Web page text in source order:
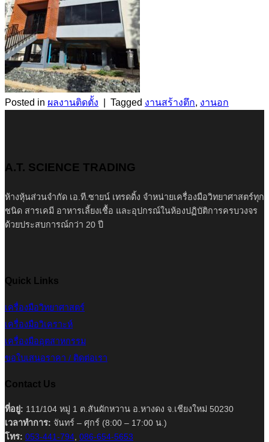
Posted in ผลงานติดตั้ง Tagged งานสร้างตึก, งานอก
A.T. SCIENCE TRADING
ห้างหุ้นส่วนจำกัด เอ.ที.ซายน์ เทรดดิ้ง จำหน่ายเครื่องมือวิทยาศาสตร์ทุก
ชนิด สารเคมี อาหารเลี้ยงเชื้อ และอุปกรณ์ในห้องปฏิบัติการครบวงจร
ด้วยประสบการณ์กว่า 20 ปี
Quick Links
เครื่องมือวิทยาศาสตร์
เครื่องมือวิเคราะห์
เครื่องมืออุตสาหกรรม
ขอใบเสนอราคา / ติดต่อเรา
Contact Us
ที่อยู่: 111/104 หมู่ 1 ต.สันผักหวาน อ.หางดง จ.เชียงใหม่ 50230
เวลาทำการ: จันทร์ – ศุกร์ (8:00 – 17:00 น.)
โทร: 053-441-794, 086-654-5653